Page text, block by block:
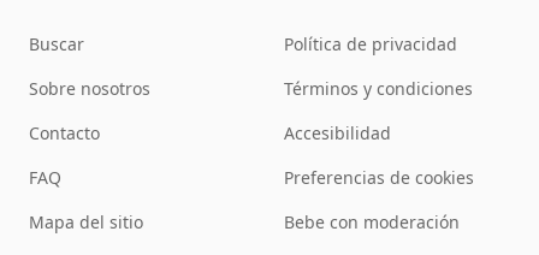
Buscar
Sobre nosotros
Contacto
FAQ
Mapa del sitio
Política de privacidad
Términos y condiciones
Accesibilidad
Preferencias de cookies
Bebe con moderación